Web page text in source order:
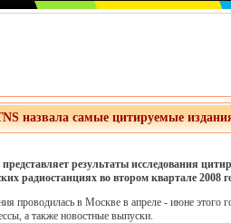
назвала самые цитируемые
результаты исследования
радиостанциях во втором квартале 2008
проводилась в Москве в апреле - июне этого
а также новостные выпуски.